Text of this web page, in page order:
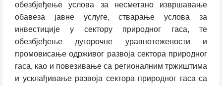
обезбјеђење услова за несметано извршавање
обавеза јавне услуге, стварање услова за
инвестиције у сектору природног гаса, те
обезбјеђење дугорочне уравнотежености и
промовисање одрживог развоја сектора природног
гаса, као и повезивање са регионалним тржиштима
и усклађивање развоја сектора природног гаса са